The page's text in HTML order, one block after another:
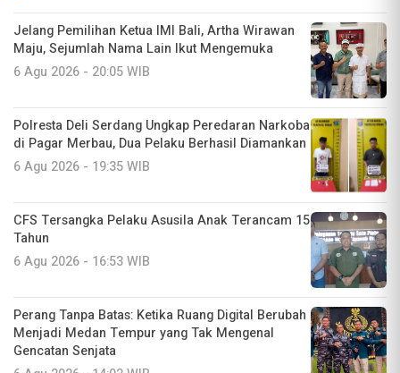
Jelang Pemilihan Ketua IMI Bali, Artha Wirawan
Maju, Sejumlah Nama Lain Ikut Mengemuka
6 Agu 2026 - 20:05 WIB
Polresta Deli Serdang Ungkap Peredaran Narkoba
di Pagar Merbau, Dua Pelaku Berhasil Diamankan
6 Agu 2026 - 19:35 WIB
CFS Tersangka Pelaku Asusila Anak Terancam 15
Tahun
6 Agu 2026 - 16:53 WIB
Perang Tanpa Batas: Ketika Ruang Digital Berubah
Menjadi Medan Tempur yang Tak Mengenal
Gencatan Senjata